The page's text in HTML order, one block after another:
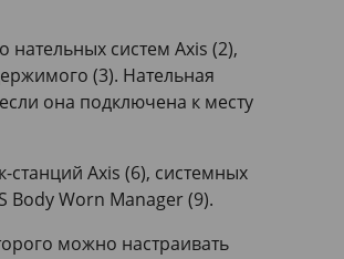
нательных систем Axis (2),
(3). Нательная
она подключена к месту
станций Axis (6), системных
Body Worn Manager (9).
можно настраивать